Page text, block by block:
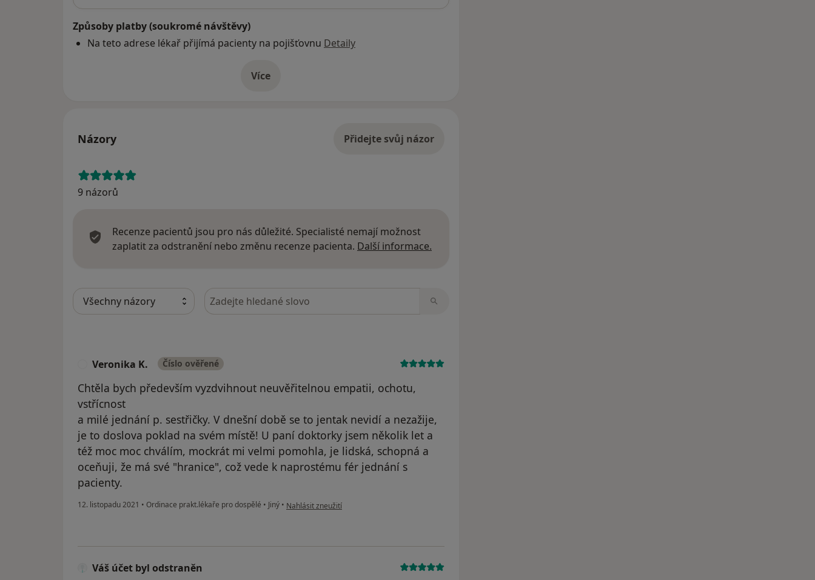
Způsoby platby (soukromé návštěvy)
Na teto adrese lékař přijímá pacienty na pojišťovnu Detaily
Víceo adrese
Názory Přidejte svůj názor
9 názorů
Recenze pacientů jsou pro nás důležité. Specialisté nemají možnost
zaplatit za odstranění nebo změnu recenze pacienta. Další informace.
Hledejte v názorech
Veronika K. Číslo ověřené
Chtěla bych především vyzdvihnout neuvěřitelnou empatii, ochotu,
vstřícnost
a milé jednání p. sestřičky. V dnešní době se to jentak nevidí a nezažije,
je to doslova poklad na svém místě! U paní doktorky jsem několik let a
též moc moc chválím, mockrát mi velmi pomohla, je lidská, schopná a
oceňuji, že má své "hranice", což vede k naprostému fér jednání s
pacienty.
12. listopadu 2021 • Ordinace prakt.lékaře pro dospělé • Jiný • podle názoru uživatele Veronika K.
Nahlásit zneužití
Váš účet byl odstraněn